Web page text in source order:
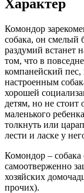
Характер
Комондор
собака, он смелый
раздумий встанет
том, что в
компанейский
настроенным
хорошей
детям, но не стоит
маленького
толкнуть или
лести и ласке у
Комондор – собака
самоотверженно
хозяйских
прочих).